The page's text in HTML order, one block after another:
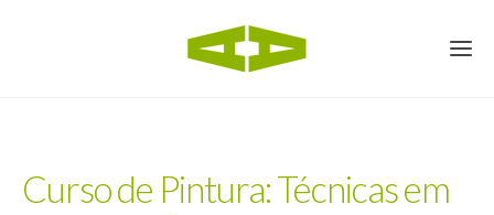
Curso de Pintura: Técnicas em